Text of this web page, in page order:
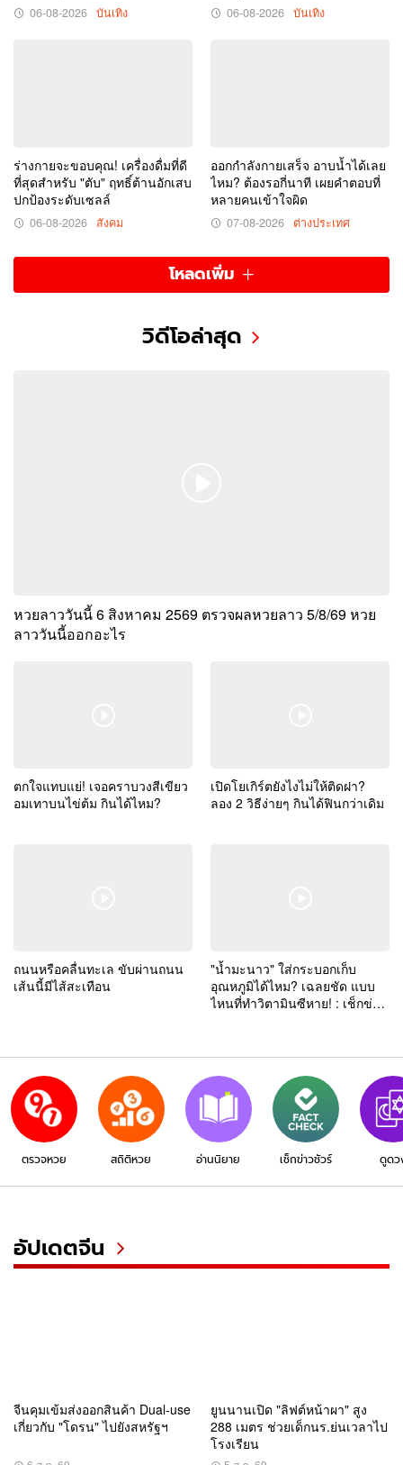
06-08-2026 บันเทิง 06-08-2026 บันเทิง
ร่างกายจะขอบคุณ! เครื่องดื่มที่ดี
ที่สุดสำหรับ "ตับ" ฤทธิ์ต้านอักเสบ
ปกป้องระดับเซลล์
06-08-2026 สังคม
ออกกำลังกายเสร็จ อาบน้ำได้เลย
ไหม? ต้องรอกี่นาที เผยคำตอบที่
หลายคนเข้าใจผิด
07-08-2026 ต่างประเทศ
โหลดเพิ่ม
วิดีโอล่าสุด
หวยลาววันนี้ 6 สิงหาคม 2569 ตรวจผลหวยลาว 5/8/69 หวย
ลาววันนี้ออกอะไร
ตกใจแทบแย่! เจอคราบวงสีเขียว
อมเทาบนไข่ต้ม กินได้ไหม?
เปิดโยเกิร์ตยังไงไม่ให้ติดฝา?
ลอง 2 วิธีง่ายๆ กินได้ฟินกว่าเดิม
ถนนหรือคลื่นทะเล ขับผ่านถนน
เส้นนี้มีไส้สะเทือน
"น้ำมะนาว" ใส่กระบอกเก็บ
อุณหภูมิได้ไหม? เฉลยชัด แบบ
ไหนที่ทำวิตามินซีหาย! : เช็กข่าว
ตรวจหวย สถิติหวย อ่านนิยาย เช็กข่าวชัวร์ ดูดว
อัปเดตจีน
จีนคุมเข้มส่งออกสินค้า Dual-use
เกี่ยวกับ "โดรน" ไปยังสหรัฐฯ
ยูนนานเปิด "ลิฟต์หน้าผา" สูง
288 เมตร ช่วยเด็กนร.ย่นเวลาไป
โรงเรียน